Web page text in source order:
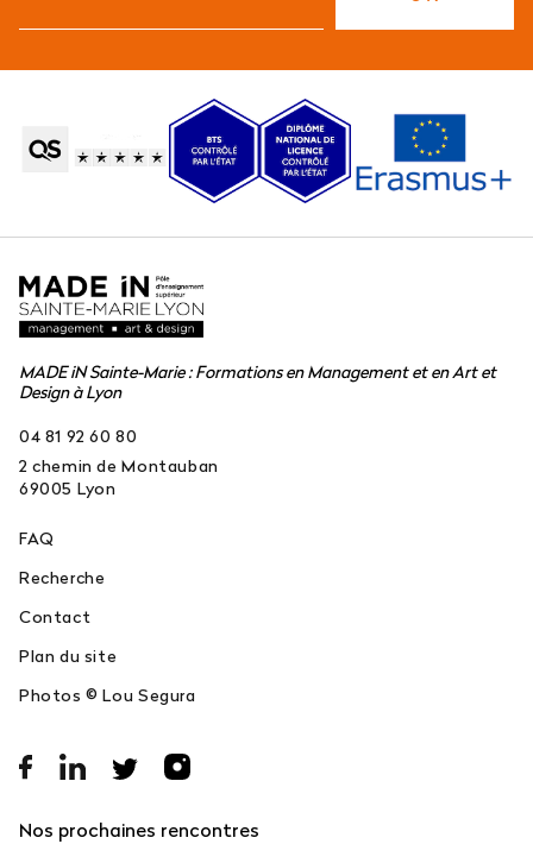
MADE iN Sainte-Marie : Formations en Management et en Art et
Design à Lyon
04 81 92 60 80
2 chemin de Montauban
69005 Lyon
FAQ
Recherche
Contact
Plan du site
Photos © Lou Segura
Nos prochaines rencontres